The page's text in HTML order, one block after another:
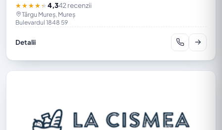
★★★★★4,342 recenzii
Târgu Mureș, Mureș
Bulevardul 1848 59
Detalii